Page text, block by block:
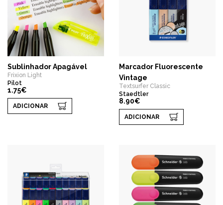
Sublinhador Apagável
Frixion Light
Pilot
1.75€
ADICIONAR
Marcador Fluorescente
Vintage
Textsurfer Classic
Staedtler
8.90€
ADICIONAR